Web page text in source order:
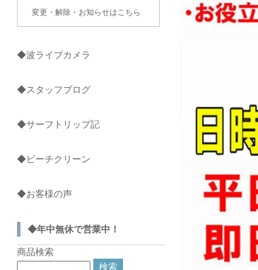
変更・解除・お知らせはこちら
◆波ライブカメラ
◆スタッフブログ
◆サーフトリップ記
◆ビーチクリーン
◆お客様の声
◆年中無休で営業中！
商品検索